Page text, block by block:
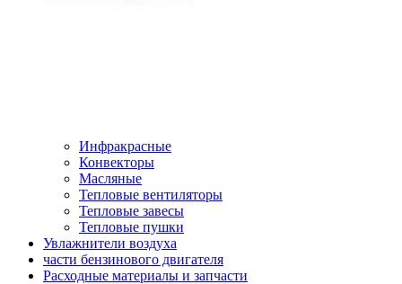
Инфракрасные
Конвекторы
Масляные
Тепловые вентиляторы
Тепловые завесы
Тепловые пушки
Увлажнители воздуха
части бензинового двигателя
Расходные материалы и запчасти